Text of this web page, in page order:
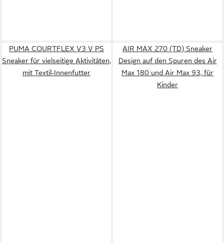
PUMA COURTFLEX V3 V PS
Sneaker für vielseitige Aktivitäten,
mit Textil-Innenfutter
AIR MAX 270 (TD) Sneaker
Design auf den Spuren des Air
Max 180 und Air Max 93, für
Kinder